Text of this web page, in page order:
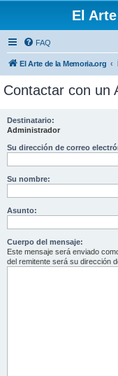
El
FAQ
El Arte de la Memoria.org
Contactar con un
Destinatario:
Administrador
Su dirección de correo
Su nombre:
Asunto:
Cuerpo del mensaje:
Este mensaje será enviado
del remitente será su dirección